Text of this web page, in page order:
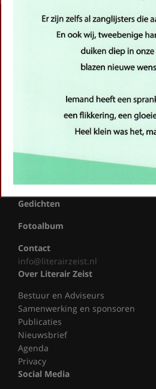
Activiteiten
Lezingen door en over schrijvers
Stadsdichtersduo van Zeist
Leesclubs / leesgroepen
Verhalenproject '80 jaar Vrijheid'
Silent Reading Club Zeist
Wereldwijd Vertelcafé Zeist
Agenda
Gedichten
Fotoalbum
Contact
info@literairzeist.nl
Over Literair Zeist
Bestuur en Adviseurs
Samenwerking en sponsoren
Publicaties
Nieuwsbrief
Agenda
Privacy
Social Media